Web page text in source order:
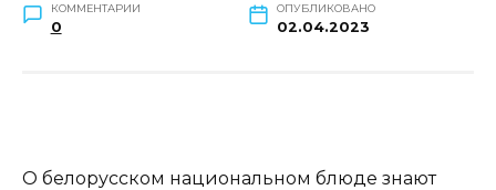
КОММЕНТАРИИ
0
ОПУБЛИКОВАНО
02.04.2023
О белорусском национальном блюде знают